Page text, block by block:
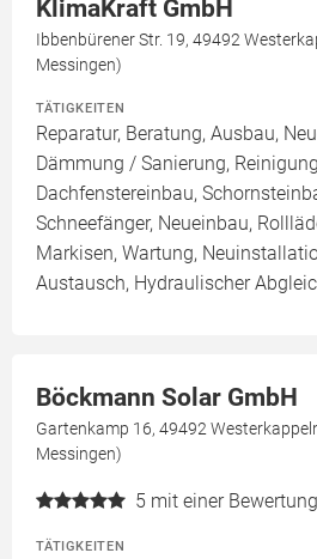
KlimaKraft GmbH
Ibbenbürener Str. 19, 49492
Messingen)
TÄTIGKEITEN
Reparatur, Beratung, Ausbau,
Dämmung / Sanierung,
Dachfenstereinbau,
Schneefänger, Neueinbau,
Markisen, Wartung,
Austausch, Hydraulischer
Böckmann Solar GmbH
Gartenkamp 16, 49492
Messingen)
5 mit einer Bewertung
TÄTIGKEITEN